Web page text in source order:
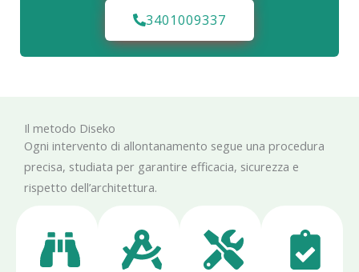
3401009337
Il metodo Diseko
Ogni intervento di allontanamento segue una procedura
precisa, studiata per garantire efficacia, sicurezza e
rispetto dell’architettura.